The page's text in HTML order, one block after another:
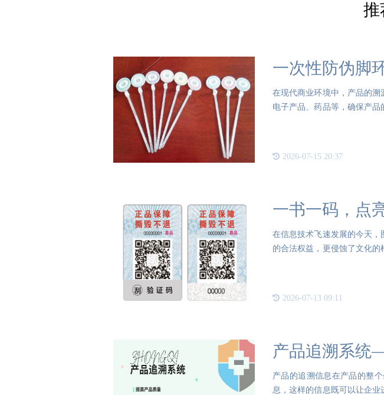
推
一次性防伪脚
在现代商业环境中，产品的溯
电子产品、药品等，确保产品
2026-07-15 20:37
一书一码，点
在信息技术飞速发展的今天
的合法权益，更侵蚀了文化
2026-07-13 09:11
产品追溯系统
产品的追溯信息在产品的整
息，这样的信息既可以让企